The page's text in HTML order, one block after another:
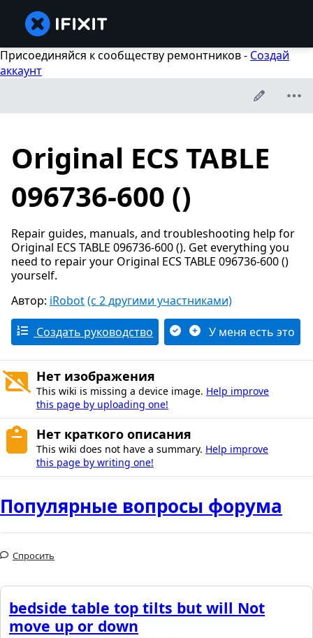
Присоединяйся к сообществу ремонтников - Создай
аккаунт
Original ECS TABLE
096736-600 ()
Repair guides, manuals, and troubleshooting help for
Original ECS TABLE 096736-600 (). Get everything you
need to repair your Original ECS TABLE 096736-600 ()
yourself.
Автор: iRobot(с 2 другими участниками)
Создать руководство У меня есть это
Нет изображения
This wiki is missing a device image. Help improve
this page by uploading one!
Нет краткого описания
This wiki does not have a summary. Help improve
this page by writing one!
Популярные вопросы форума
Спросить
bedside table top tilts but will Not
move up or down